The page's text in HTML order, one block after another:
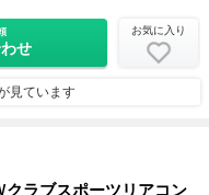
せ
お気に入り
見ています
ブスポーツリアコン